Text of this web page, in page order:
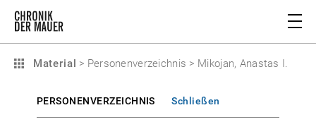
Material > Personenverzeichnis > Mikojan, Anastas I.
PERSONENVERZEICHNIS Schließen